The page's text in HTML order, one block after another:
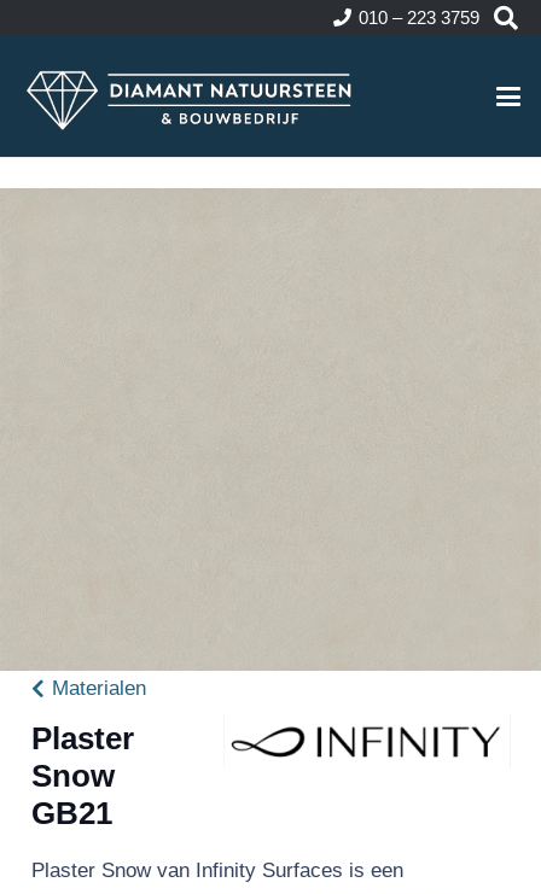
010 – 223 3759
Materialen
Plaster
Snow
GB21
Plaster Snow van Infinity Surfaces is een